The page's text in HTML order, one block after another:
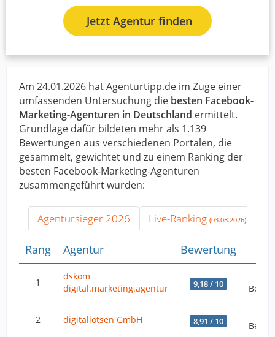
Jetzt Agentur finden
Am 24.01.2026 hat Agenturtipp.de im Zuge einer
umfassenden Untersuchung die besten Facebook-
Marketing-Agenturen in Deutschland ermittelt.
Grundlage dafür bildeten mehr als 1.139
Bewertungen aus verschiedenen Portalen, die
gesammelt, gewichtet und zu einem Ranking der
besten Facebook-Marketing-Agenturen
zusammengeführt wurden:
Agentursieger 2026 Live-Ranking (03.08.2026)
Rang Agentur Bewertung
1
dskom
digital.marketing.agentur
9,18 / 10
2 digitallotsen GmbH 8,91 / 10